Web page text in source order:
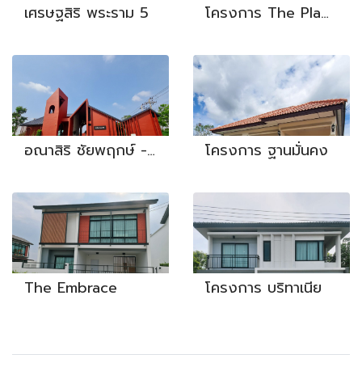
เศรษฐสิริ พระราม 5 โครงการ The Plam แจ้งวัฒนะ
อณาสิริ ชัยพฤกษ์ - วงแหวน โครงการ ฐานมั่นคง
The Embrace โครงการ บริทาเนีย